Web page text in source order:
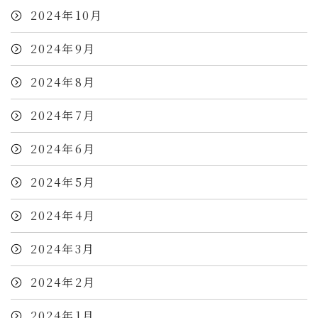
2024年10月
2024年9月
2024年8月
2024年7月
2024年6月
2024年5月
2024年4月
2024年3月
2024年2月